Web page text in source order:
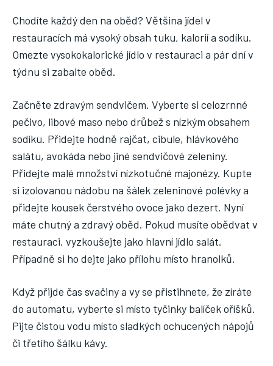
Chodíte každý den na oběd? Většina jídel v
restauracích má vysoký obsah tuku, kalorií a sodíku.
Omezte vysokokalorické jídlo v restauraci a pár dní v
týdnu si zabalte oběd.
Začněte zdravým sendvičem. Vyberte si celozrnné
pečivo, libové maso nebo drůbež s nízkým obsahem
sodíku. Přidejte hodně rajčat, cibule, hlávkového
salátu, avokáda nebo jiné sendvičové zeleniny.
Přidejte malé množství nízkotučné majonézy. Kupte
si izolovanou nádobu na šálek zeleninové polévky a
přidejte kousek čerstvého ovoce jako dezert. Nyní
máte chutný a zdravý oběd. Pokud musíte obědvat v
restauraci, vyzkoušejte jako hlavní jídlo salát.
Případně si ho dejte jako přílohu místo hranolků.
Když přijde čas svačiny a vy se přistihnete, že zíráte
do automatu, vyberte si místo tyčinky balíček oříšků.
Pijte čistou vodu místo sladkých ochucených nápojů
či třetího šálku kávy.